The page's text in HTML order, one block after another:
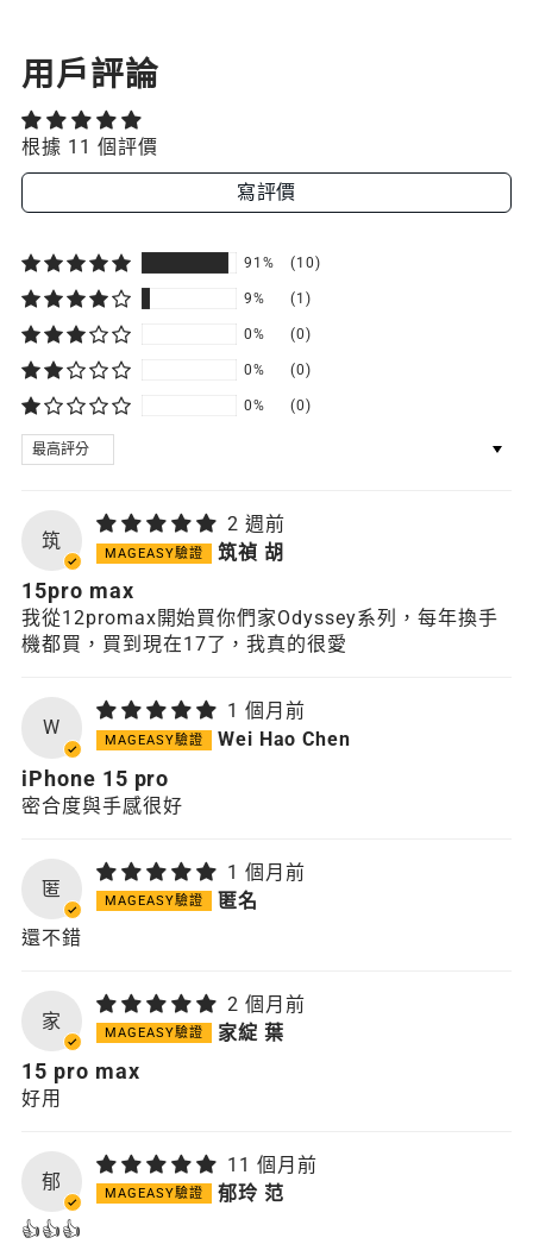
用戶評論
根據 11 個評價
寫評價
91% (10)
9% (1)
0% (0)
0% (0)
0% (0)
SORT BY
筑
2 週前
筑禎 胡
15pro max
我從12promax開始買你們家Odyssey系列，每年換手
機都買，買到現在17了，我真的很愛
W
1 個月前
Wei Hao Chen
iPhone 15 pro
密合度與手感很好
匿
1 個月前
匿名
還不錯
家
2 個月前
家綻 葉
15 pro max
好用
郁
11 個月前
郁玲 范
👍👍👍